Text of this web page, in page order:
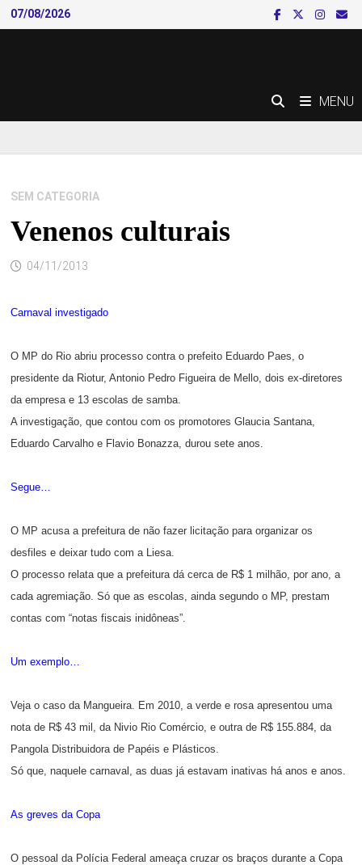
Skip
to
07/08/2026
MENU
SEM CATEGORIA
Venenos culturais
04/11/2013
Carnaval investigado
O MP do Rio abriu processo contra o prefeito Eduardo Paes, o
presidente da Riotur, Antonio Pedro Figueira de Mello, dois ex-diretores
da empresa e 13 escolas de samba.
A investigação, que contou com os promotores Glaucia Santana,
Eduardo Carvalho e Flavio Bonazza, durou sete anos.
Segue…
O MP acusa a prefeitura de não fazer licitação para organizar os
desfiles e deixar tudo com a Liesa.
O processo relata que a prefeitura dá cerca de R$ 1 milhão, por ano, a
cada agremiação. Só que as escolas, ainda segundo o MP, prestam
contas com “notas fiscais inidôneas”.
Um exemplo…
Veja o caso da Mangueira. Em 2010, a verde e rosa apresentou uma
nota de R$ 43 mil, da Nivio Rio Comércio, e outra de R$ 155.884, da
Pangola Distribuidora de Papéis e Plásticos.
Só que, naquele carnaval, as duas já estavam inativas há anos e anos.
As greves da Copa
O pessoal da Polícia Federal ameaça cruzar os braços durante a Copa